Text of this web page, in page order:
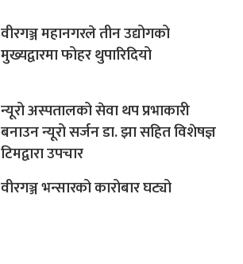
वीरगञ्ज महानगरले तीन उद्योगको
मुख्यद्वारमा फोहर थुपारिदियो
न्यूरो अस्पतालको सेवा थप प्रभाकारी
बनाउन न्यूरो सर्जन डा. झा सहित विशेषज्ञ
टिमद्वारा उपचार
वीरगञ्ज भन्सारको कारोबार घट्यो